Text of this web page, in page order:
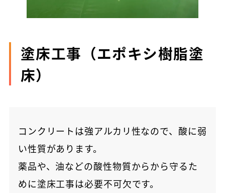
塗床工事（エポキシ樹脂塗
床）
コンクリートは強アルカリ性なので、酸に弱
い性質があります。
薬品や、油などの酸性物質からから守るた
めに塗床工事は必要不可欠です。